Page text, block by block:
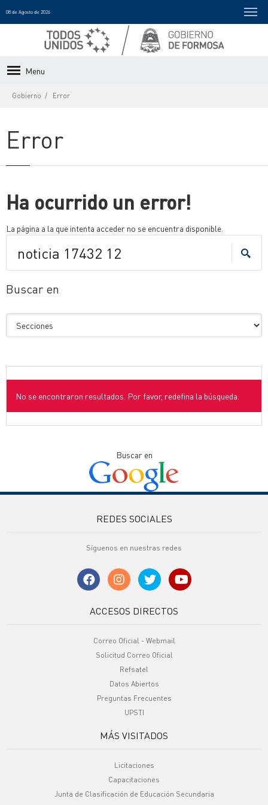
08 de Agosto de 2026
Menu
Gobierno Error
Error
Ha ocurrido un error!
La página a la que intenta acceder no se encuentra disponible.
Buscar en
No se encontraron resultados. Por favor, redefina la búsqueda.
Buscar en
REDES SOCIALES
Síguenos en nuestras redes
ACCESOS DIRECTOS
Correo Oficial - Webmail
Solicitud Correo Oficial
Refsatel
Datos Abiertos
Preguntas Frecuentes
UPSTI
MÁS VISITADOS
Licitaciones
Capacitaciones
Junta de Clasificación de Educación Secundaria